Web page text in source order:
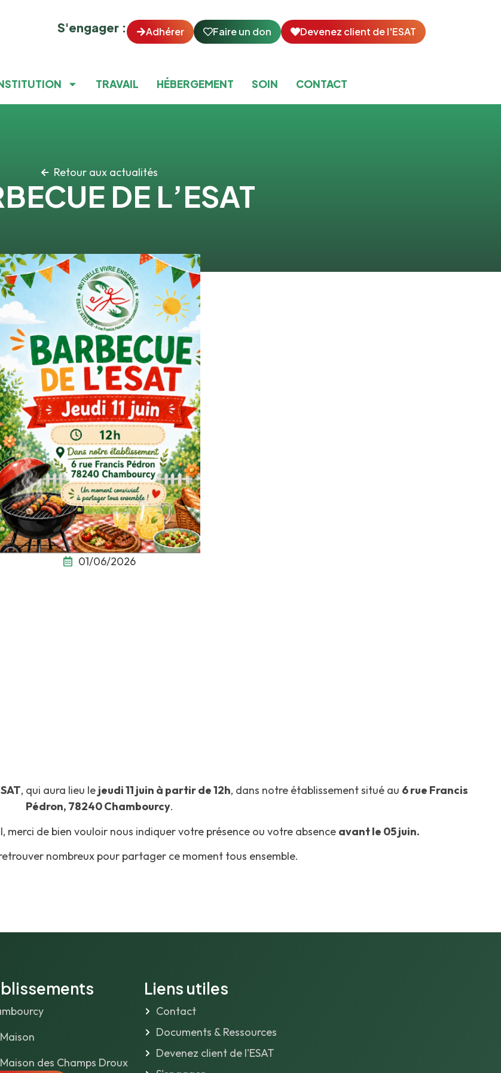
S'engager : Adhérer Faire un don Devenez client de l'ESAT
TRAVAIL HÉBERGEMENT SOIN CONTACT
Retour aux actualités
DE L’ESAT
01/06/2026
, qui aura lieu le jeudi 11 juin à partir de 12h, dans notre établissement situé au 6 rue Francis
Pédron, 78240 Chambourcy.
merci de bien vouloir nous indiquer votre présence ou votre absence avant le 05 juin.
nombreux pour partager ce moment tous ensemble.
des Champs Droux
Liens utiles
Contact
Documents & Ressources
Devenez client de l'ESAT